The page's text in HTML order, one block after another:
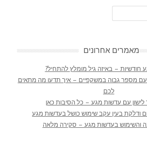
מאמרים אחרונים
חודשיות – באיזה גיל מומלץ להתחיל?
מספר גבוה במשקפיים – איך תדעו מה מתאים
לכם
עם עדשות מגע – כל הסיבות כאן
ודלקת בעין עקב שימוש כושל בעדשות מגע
והשימוש בעדשות מגע – סקירה מלאה